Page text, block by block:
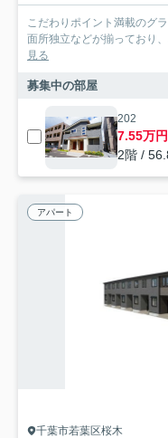
こだわりポイント満載のグ
面所独立などが揃っており
見る
募集中の部屋
202
7.55万円
2階 /
アパート
千葉市若葉区桜木